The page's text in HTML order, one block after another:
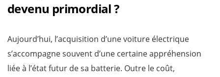
devenu primordial ?
Aujourd’hui, l’acquisition d’une voiture électrique
s’accompagne souvent d’une certaine appréhension
liée à l’état futur de sa batterie. Outre le coût,